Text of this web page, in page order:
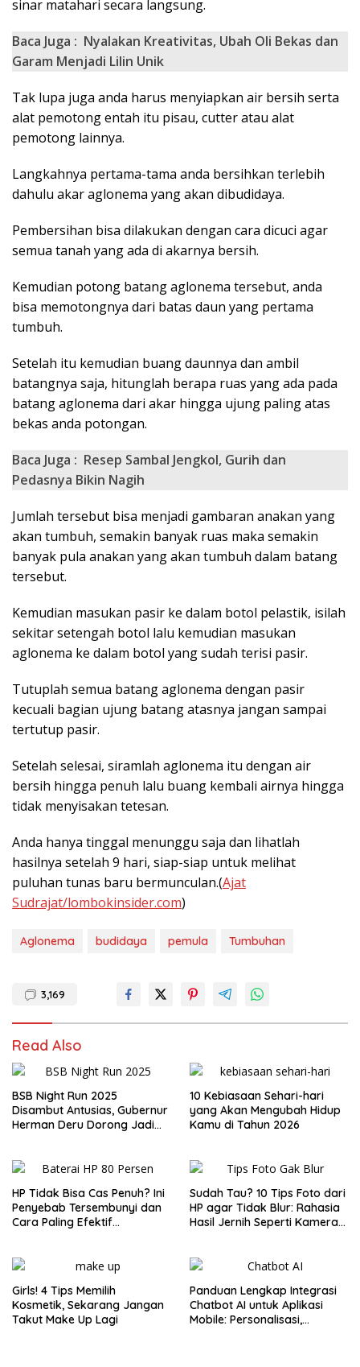
sinar matahari secara langsung.
Baca Juga : Nyalakan Kreativitas, Ubah Oli Bekas dan
Garam Menjadi Lilin Unik
Tak lupa juga anda harus menyiapkan air bersih serta
alat pemotong entah itu pisau, cutter atau alat
pemotong lainnya.
Langkahnya pertama-tama anda bersihkan terlebih
dahulu akar aglonema yang akan dibudidaya.
Pembersihan bisa dilakukan dengan cara dicuci agar
semua tanah yang ada di akarnya bersih.
Kemudian potong batang aglonema tersebut, anda
bisa memotongnya dari batas daun yang pertama
tumbuh.
Setelah itu kemudian buang daunnya dan ambil
batangnya saja, hitunglah berapa ruas yang ada pada
batang aglonema dari akar hingga ujung paling atas
bekas anda potongan.
Baca Juga : Resep Sambal Jengkol, Gurih dan
Pedasnya Bikin Nagih
Jumlah tersebut bisa menjadi gambaran anakan yang
akan tumbuh, semakin banyak ruas maka semakin
banyak pula anakan yang akan tumbuh dalam batang
tersebut.
Kemudian masukan pasir ke dalam botol pelastik, isilah
sekitar setengah botol lalu kemudian masukan
aglonema ke dalam botol yang sudah terisi pasir.
Tutuplah semua batang aglonema dengan pasir
kecuali bagian ujung batang atasnya jangan sampai
tertutup pasir.
Setelah selesai, siramlah aglonema itu dengan air
bersih hingga penuh lalu buang kembali airnya hingga
tidak menyisakan tetesan.
Anda hanya tinggal menunggu saja dan lihatlah
hasilnya setelah 9 hari, siap-siap untuk melihat
puluhan tunas baru bermunculan.(Ajat
Sudrajat/lombokinsider.com)
Aglonema budidaya pemula Tumbuhan
3,169
Read Also
BSB Night Run 2025
Disambut Antusias, Gubernur
Herman Deru Dorong Jadi
10 Kebiasaan Sehari-hari
yang Akan Mengubah Hidup
Kamu di Tahun 2026
HP Tidak Bisa Cas Penuh? Ini
Penyebab Tersembunyi dan
Cara Paling Efektif
Sudah Tau? 10 Tips Foto dari
HP agar Tidak Blur: Rahasia
Hasil Jernih Seperti Kamera
Girls! 4 Tips Memilih
Kosmetik, Sekarang Jangan
Takut Make Up Lagi
Panduan Lengkap Integrasi
Chatbot AI untuk Aplikasi
Mobile: Personalisasi,